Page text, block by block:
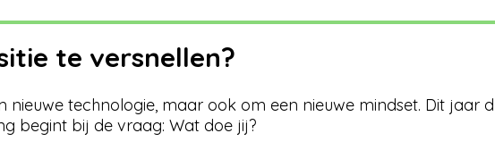
te versnellen?
nieuwe technologie, maar ook om een nieuwe mindset. Dit jaar
begint bij de vraag: Wat doe jij?